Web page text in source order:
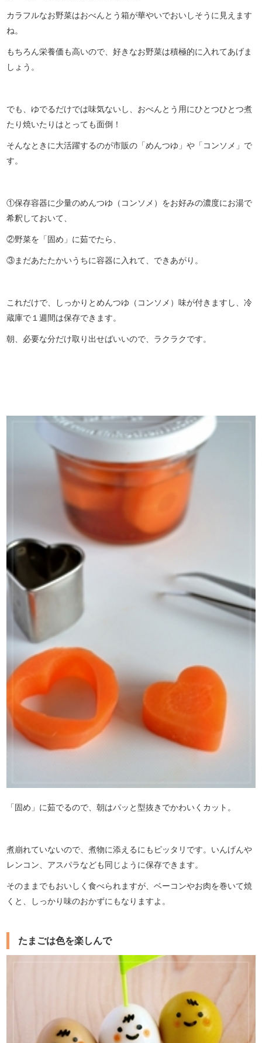
カラフルなお野菜はおべんとう箱が華やいでおいしそうに見えます
ね。
もちろん栄養価も高いので、好きなお野菜は積極的に入れてあげま
しょう。
でも、ゆでるだけでは味気ないし、おべんとう用にひとつひとつ煮
たり焼いたりはとっても面倒！
そんなときに大活躍するのが市販の「めんつゆ」や「コンソメ」で
す。
①保存容器に少量のめんつゆ（コンソメ）をお好みの濃度にお湯で
希釈しておいて、
②野菜を「固め」に茹でたら、
③まだあたたかいうちに容器に入れて、できあがり。
これだけで、しっかりとめんつゆ（コンソメ）味が付きますし、冷
蔵庫で１週間は保存できます。
朝、必要な分だけ取り出せばいいので、ラクラクです。
「固め」に茹でるので、朝はパッと型抜きでかわいくカット。
煮崩れていないので、煮物に添えるにもピッタリです。いんげんや
レンコン、アスパラなども同じように保存できます。
そのままでもおいしく食べられますが、ベーコンやお肉を巻いて焼
くと、しっかり味のおかずにもなりますよ。
たまごは色を楽しんで